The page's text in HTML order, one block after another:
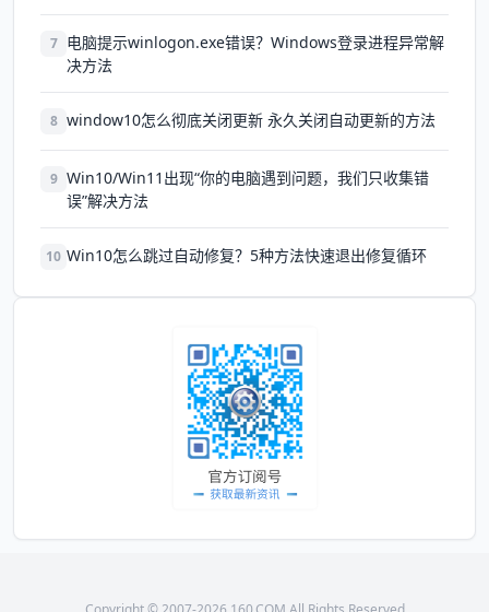
7 电脑提示winlogon.exe错误？Windows登录进程异常解
决方法
8 window10怎么彻底关闭更新 永久关闭自动更新的方法
9 Win10/Win11出现“你的电脑遇到问题，我们只收集错
误”解决方法
10 Win10怎么跳过自动修复？5种方法快速退出修复循环